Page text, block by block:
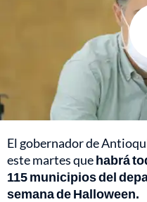
El gobernador de
este martes quehabrá
115 municipios del
semana de Halloween.